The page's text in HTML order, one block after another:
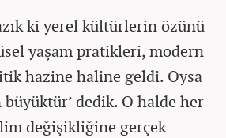
ki yerel kültürlerin özünü
yaşam pratikleri, modern
hazine haline geldi. Oysa
büyüktür’ dedik. O halde her
değişikliğine gerçek